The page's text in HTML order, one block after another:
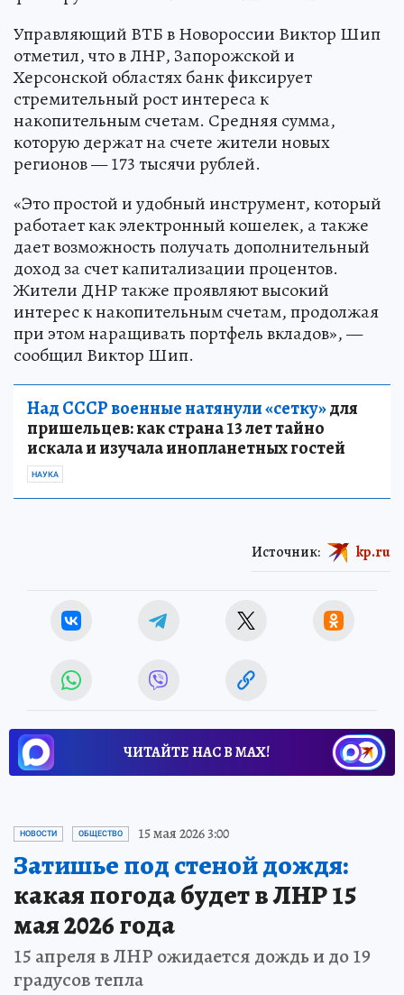
Управляющий ВТБ в Новороссии Виктор Шип
отметил, что в ЛНР, Запорожской и
Херсонской областях банк фиксирует
стремительный рост интереса к
накопительным счетам. Средняя сумма,
которую держат на счете жители новых
регионов — 173 тысячи рублей.
«Это простой и удобный инструмент, который
работает как электронный кошелек, а также
дает возможность получать дополнительный
доход за счет капитализации процентов.
Жители ДНР также проявляют высокий
интерес к накопительным счетам, продолжая
при этом наращивать портфель вкладов», —
сообщил Виктор Шип.
Над СССР военные натянули «сетку»для
пришельцев: как страна 13 лет тайно
искала и изучала инопланетных гостей
НАУКА
Источник: kp.ru
ЧИТАЙТЕ НАС В МАХ!
НОВОСТИ ОБЩЕСТВО 15 мая 2026 3:00
Затишье под стеной дождя:
какая погода будет в ЛНР 15
мая 2026 года
15 апреля в ЛНР ожидается дождь и до 19
градусов тепла